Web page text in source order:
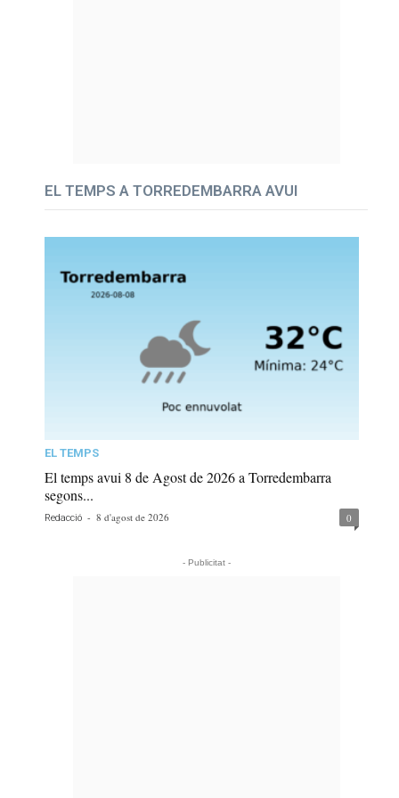
EL TEMPS A TORREDEMBARRA AVUI
EL TEMPS
El temps avui 8 de Agost de 2026 a Torredembarra
segons...
Redacció - 8 d'agost de 2026 0
- Publicitat -